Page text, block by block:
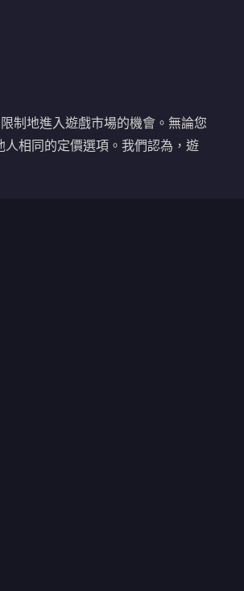
制地進入遊戲市場的機會。無論您
相同的定價選項。我們認為，遊